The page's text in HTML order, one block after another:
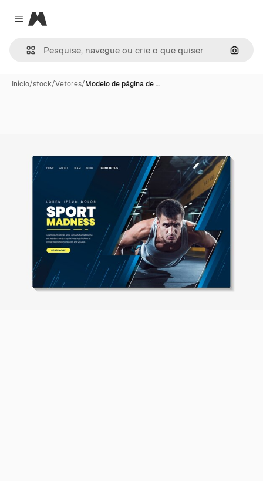
Close menu
Magnific
Início/stock/Vetores/Modelo de página de …